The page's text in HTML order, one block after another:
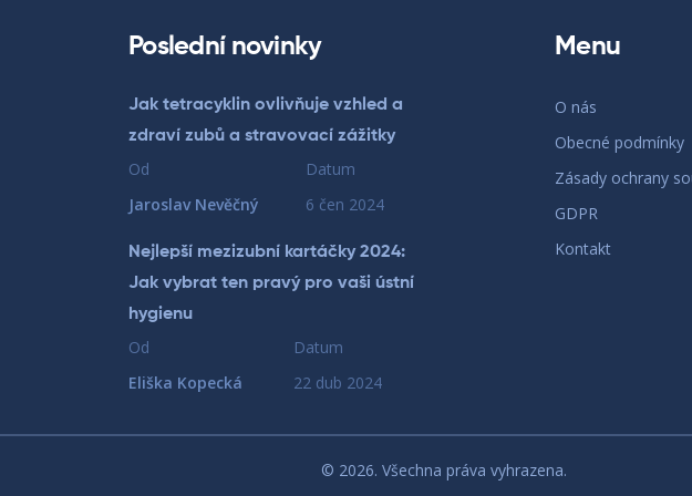
Poslední novinky
Jak tetracyklin ovlivňuje vzhled a
zdraví zubů a stravovací zážitky
Od
Jaroslav Nevěčný
Datum
6 čen 2024
Nejlepší mezizubní kartáčky 2024:
Jak vybrat ten pravý pro vaši ústní
hygienu
Od
Eliška Kopecká
Datum
22 dub 2024
Menu
O nás
Obecné podmínky
Zásady ochrany
GDPR
Kontakt
© 2026. Všechna práva vyhrazena.